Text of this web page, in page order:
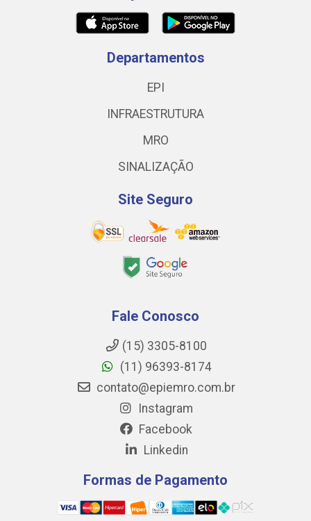
Departamentos
EPI
INFRAESTRUTURA
MRO
SINALIZAÇÃO
Site Seguro
Fale Conosco
(15) 3305-8100
(11) 96393-8174
contato@epiemro.com.br
Instagram
Facebook
Linkedin
Formas de Pagamento